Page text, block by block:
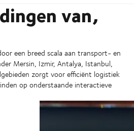
van,
een breed scala aan transport- en
Mersin, Izmir, Antalya, Istanbul,
zorgt voor efficiënt logistiek
op onderstaande interactieve